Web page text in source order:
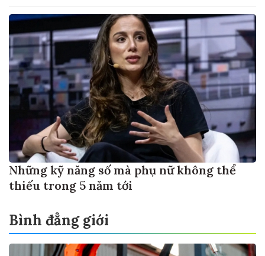
Những kỹ năng số mà phụ nữ không thể
thiếu trong 5 năm tới
Bình đẳng giới